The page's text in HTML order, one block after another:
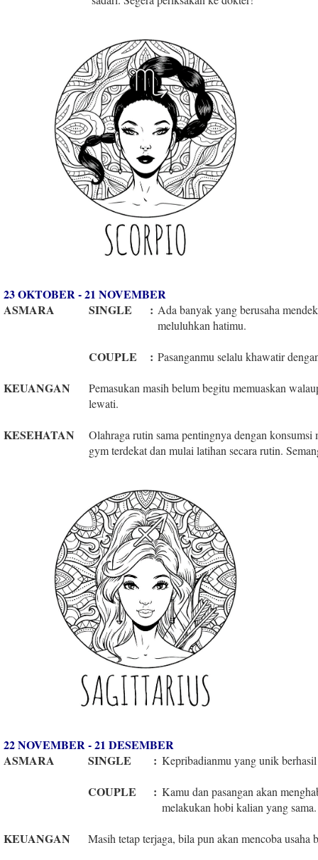
23 OKTOBER - 21 NOVEMBER
ASMARA
SINGLE : Ada banyak yang berusaha
meluluhkan hatimu.
COUPLE : Pasanganmu selalu khawatir
KEUANGAN
Pemasukan masih belum begitu memuaskan
lewati.
KESEHATAN
Olahraga rutin sama pentingnya dengan konsumsi
gym terdekat dan mulai latihan secara rutin.
22 NOVEMBER - 21 DESEMBER
ASMARA
SINGLE : Kepribadianmu yang unik
COUPLE : Kamu dan pasangan akan
melakukan hobi kalian yang sama.
KEUANGAN Masih tetap terjaga, bila pun akan mencoba usaha